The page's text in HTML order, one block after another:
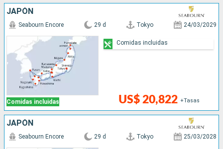
JAPÓN
Comidas incluidas
Seabourn Encore 29 d Tokyo 24/03/2029
US$ 20,822 +Tasas
Comidas incluidas
JAPÓN
Seabourn Encore 29 d Tokyo 25/03/2028